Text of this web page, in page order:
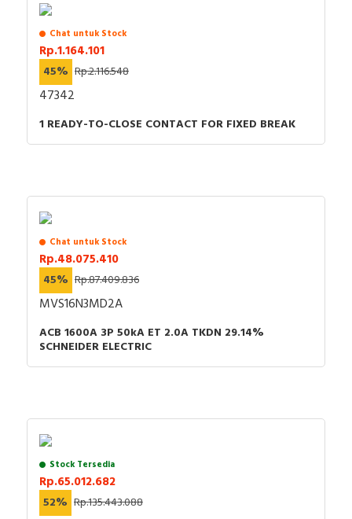
Chat untuk Stock
Rp.1.164.101
45% Rp.2.116.548
47342
1 READY-TO-CLOSE CONTACT FOR FIXED BREAK
Chat untuk Stock
Rp.48.075.410
45% Rp.87.409.836
MVS16N3MD2A
ACB 1600A 3P 50kA ET 2.0A TKDN 29.14%
SCHNEIDER ELECTRIC
Stock Tersedia
Rp.65.012.682
52% Rp.135.443.088